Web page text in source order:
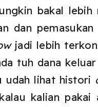
bakal
dan
jadi lebih
tuh dana
udah lihat histori
kalian